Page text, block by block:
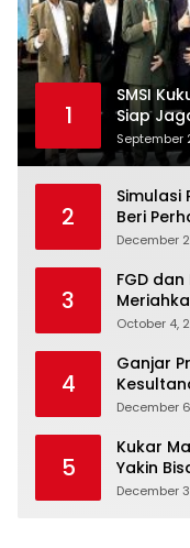
1
SMSI
Siap
September
2
Simulasi
Beri
December
3
FGD
October 4,
4
Ganjar
December
5
Kukar
Yakin
December